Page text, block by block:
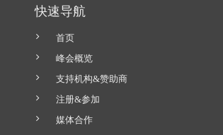
快速导航
首页
峰会概览
支持机构&赞助商
注册&参加
媒体合作